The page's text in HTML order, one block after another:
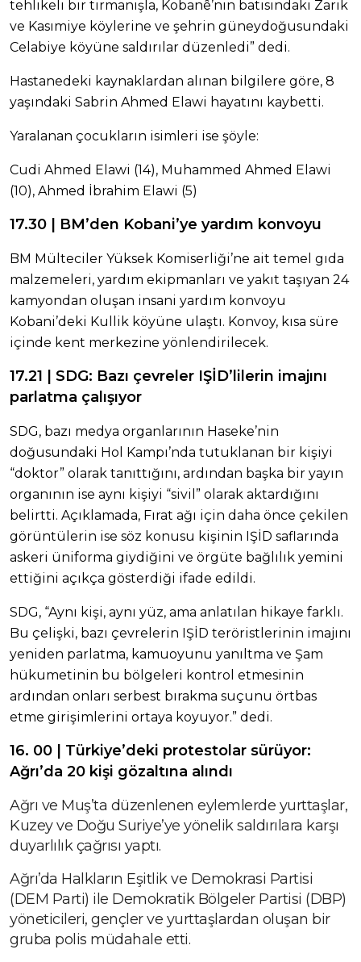
tehlikeli bir tırmanışla, Kobanê’nin batısındaki Zarik
ve Kasımiye köylerine ve şehrin güneydoğusundaki
Celabiye köyüne saldırılar düzenledi” dedi.
Hastanedeki kaynaklardan alınan bilgilere göre, 8
yaşındaki Sabrin Ahmed Elawi hayatını kaybetti.
Yaralanan çocukların isimleri ise şöyle:
Cudi Ahmed Elawi (14), Muhammed Ahmed Elawi
(10), Ahmed İbrahim Elawi (5)
17.30 | BM’den Kobani’ye yardım konvoyu
BM Mülteciler Yüksek Komiserliği’ne ait temel gıda
malzemeleri, yardım ekipmanları ve yakıt taşıyan 24
kamyondan oluşan insani yardım konvoyu
Kobani’deki Kullik köyüne ulaştı. Konvoy, kısa süre
içinde kent merkezine yönlendirilecek.
17.21 | SDG: Bazı çevreler IŞİD’lilerin imajını
parlatma çalışıyor
SDG, bazı medya organlarının Haseke’nin
doğusundaki Hol Kampı’nda tutuklanan bir kişiyi
“doktor” olarak tanıttığını, ardından başka bir yayın
organının ise aynı kişiyi “sivil” olarak aktardığını
belirtti. Açıklamada, Fırat ağı için daha önce çekilen
görüntülerin ise söz konusu kişinin IŞİD saflarında
askeri üniforma giydiğini ve örgüte bağlılık yemini
ettiğini açıkça gösterdiği ifade edildi.
SDG, “Aynı kişi, aynı yüz, ama anlatılan hikaye farklı.
Bu çelişki, bazı çevrelerin IŞİD teröristlerinin imajını
yeniden parlatma, kamuoyunu yanıltma ve Şam
hükumetinin bu bölgeleri kontrol etmesinin
ardından onları serbest bırakma suçunu örtbas
etme girişimlerini ortaya koyuyor.” dedi.
16. 00 | Türkiye’deki protestolar sürüyor:
Ağrı’da 20 kişi gözaltına alındı
Ağrı ve Muş’ta düzenlenen eylemlerde yurttaşlar,
Kuzey ve Doğu Suriye’ye yönelik saldırılara karşı
duyarlılık çağrısı yaptı.
Ağrı’da Halkların Eşitlik ve Demokrasi Partisi
(DEM Parti) ile Demokratik Bölgeler Partisi (DBP)
yöneticileri, gençler ve yurttaşlardan oluşan bir
gruba polis müdahale etti.